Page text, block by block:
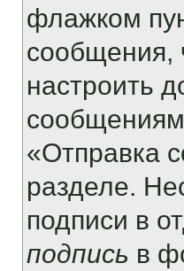
флажком
сообщения,
настроить
«Отправка
разделе.
подписи в
подпись в